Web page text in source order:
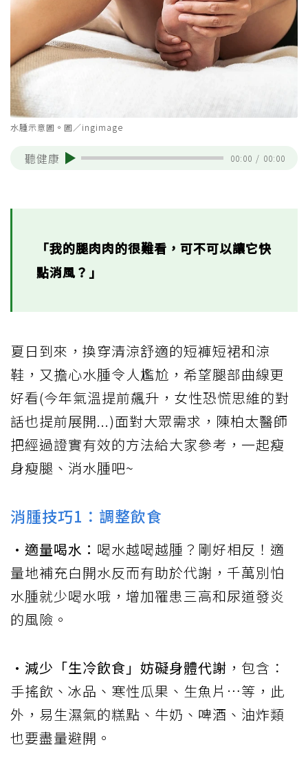
水腫示意圖。圖／ingimage
聽健康 00:00 / 00:00
「我的腿肉肉的很難看，可不可以讓它快
點消風？」
夏日到來，換穿清涼舒適的短褲短裙和涼
鞋，又擔心水腫令人尷尬，希望腿部曲線更
好看(今年氣溫提前飆升，女性恐慌思維的對
話也提前展開...)面對大眾需求，陳柏太醫師
把經過證實有效的方法給大家參考，一起瘦
身瘦腿、消水腫吧~
消腫技巧1：調整飲食
•適量喝水： 喝水越喝越腫？剛好相反！適
量地補充白開水反而有助於代謝，千萬別怕
水腫就少喝水哦，增加罹患三高和尿道發炎
的風險。
•減少「生冷飲食」妨礙身體代謝 ，包含：
手搖飲、冰品、寒性瓜果、生魚片…等，此
外，易生濕氣的糕點、牛奶、啤酒、油炸類
也要盡量避開。